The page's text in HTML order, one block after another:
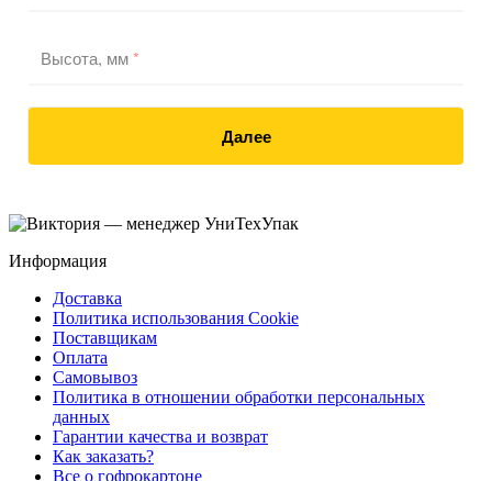
Высота, мм*
Далее
Информация
Доставка
Политика использования Cookie
Поставщикам
Оплата
Самовывоз
Политика в отношении обработки персональных
данных
Гарантии качества и возврат
Как заказать?
Все о гофрокартоне